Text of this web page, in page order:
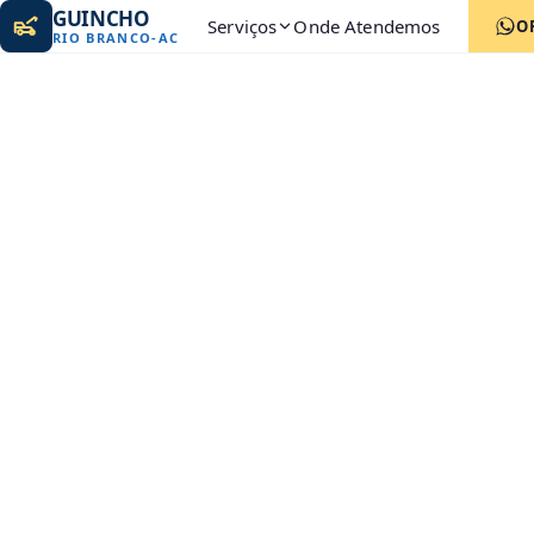
GUINCHO
RIO BRANCO-AC Serviços Onde Atendemos